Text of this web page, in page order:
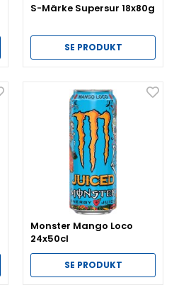
S-Märke Supersur 18x80g
SE PRODUKT
Monster Mango Loco
24x50cl
SE PRODUKT